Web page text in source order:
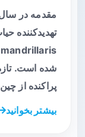
مقدمه در
تهدیدکننده
شده است.
پراکنده از
بیشتر بخوانید